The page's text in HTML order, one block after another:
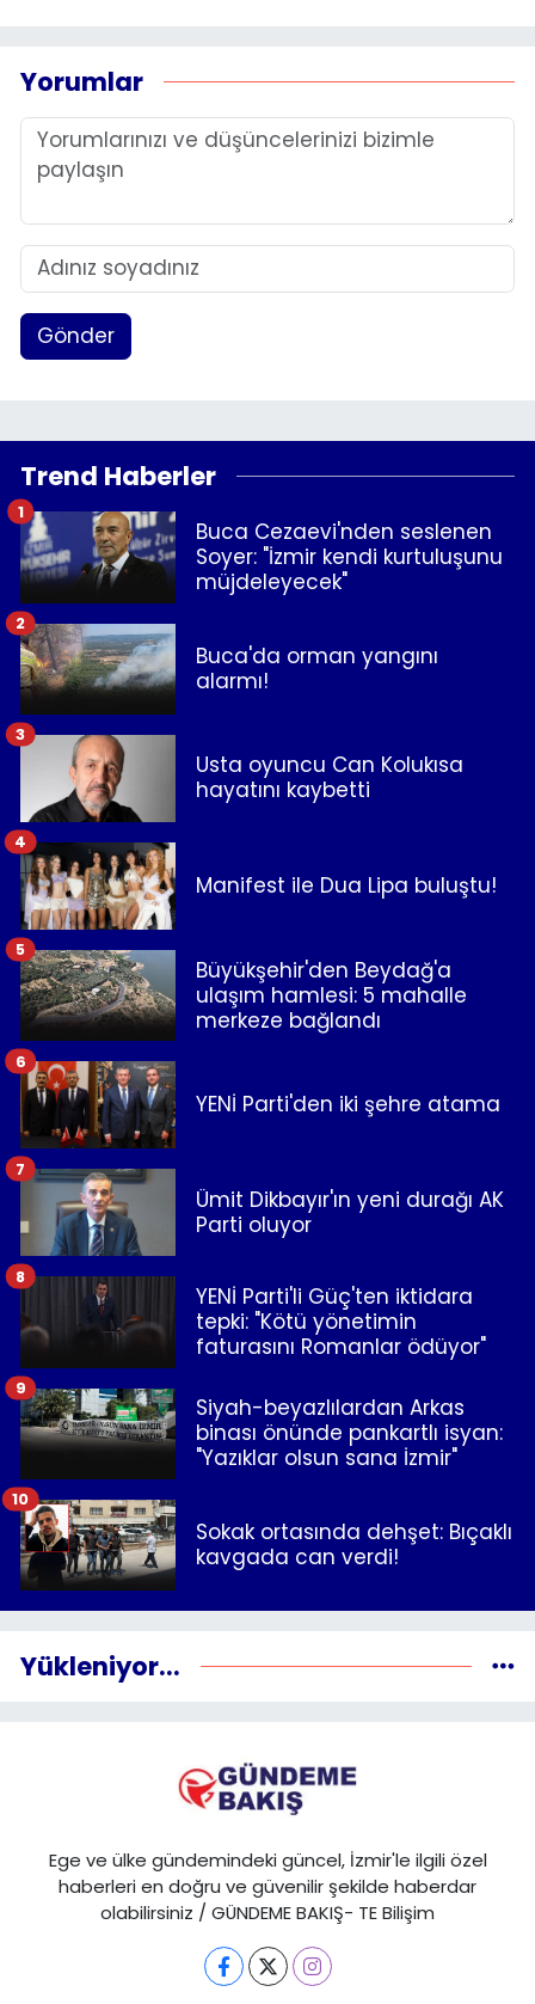
Yorumlar
Gönder
Trend Haberler
Buca Cezaevi'nden seslenen
Soyer: "İzmir kendi kurtuluşunu
müjdeleyecek"
1
Buca'da orman yangını
alarmı!
2
Usta oyuncu Can Kolukısa
hayatını kaybetti
3
Manifest ile Dua Lipa buluştu!
4
Büyükşehir'den Beydağ'a
ulaşım hamlesi: 5 mahalle
merkeze bağlandı
5
YENİ Parti'den iki şehre atama
6
Ümit Dikbayır'ın yeni durağı AK
Parti oluyor
7
YENİ Parti'li Güç'ten iktidara
tepki: "Kötü yönetimin
faturasını Romanlar ödüyor"
8
Siyah-beyazlılardan Arkas
binası önünde pankartlı isyan:
"Yazıklar olsun sana İzmir"
9
Sokak ortasında dehşet: Bıçaklı
kavgada can verdi!
10
Yükleniyor...
Ege ve ülke gündemindeki güncel, İzmir'le ilgili özel
haberleri en doğru ve güvenilir şekilde haberdar
olabilirsiniz / GÜNDEME BAKIŞ- TE Bilişim